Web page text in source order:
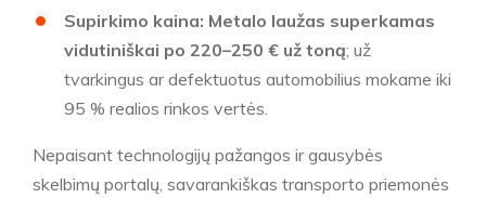
Supirkimo kaina: Metalo laužas superkamas
vidutiniškai po 220–250 € už toną; už
tvarkingus ar defektuotus automobilius mokame iki
95 % realios rinkos vertės.
Nepaisant technologijų pažangos ir gausybės
skelbimų portalų, savarankiškas transporto priemonės